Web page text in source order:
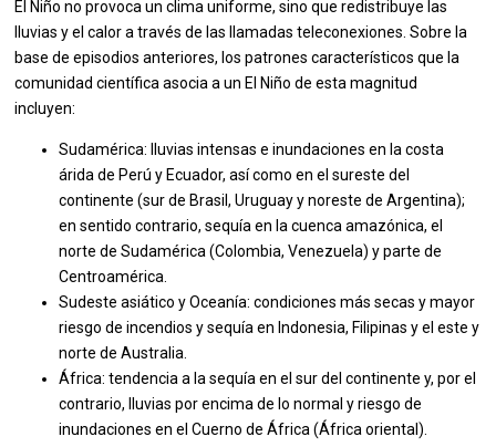
El Niño no provoca un clima uniforme, sino que redistribuye las
lluvias y el calor a través de las llamadas teleconexiones. Sobre la
base de episodios anteriores, los patrones característicos que la
comunidad científica asocia a un El Niño de esta magnitud
incluyen:
Sudamérica: lluvias intensas e inundaciones en la costa
árida de Perú y Ecuador, así como en el sureste del
continente (sur de Brasil, Uruguay y noreste de Argentina);
en sentido contrario, sequía en la cuenca amazónica, el
norte de Sudamérica (Colombia, Venezuela) y parte de
Centroamérica.
Sudeste asiático y Oceanía: condiciones más secas y mayor
riesgo de incendios y sequía en Indonesia, Filipinas y el este y
norte de Australia.
África: tendencia a la sequía en el sur del continente y, por el
contrario, lluvias por encima de lo normal y riesgo de
inundaciones en el Cuerno de África (África oriental).